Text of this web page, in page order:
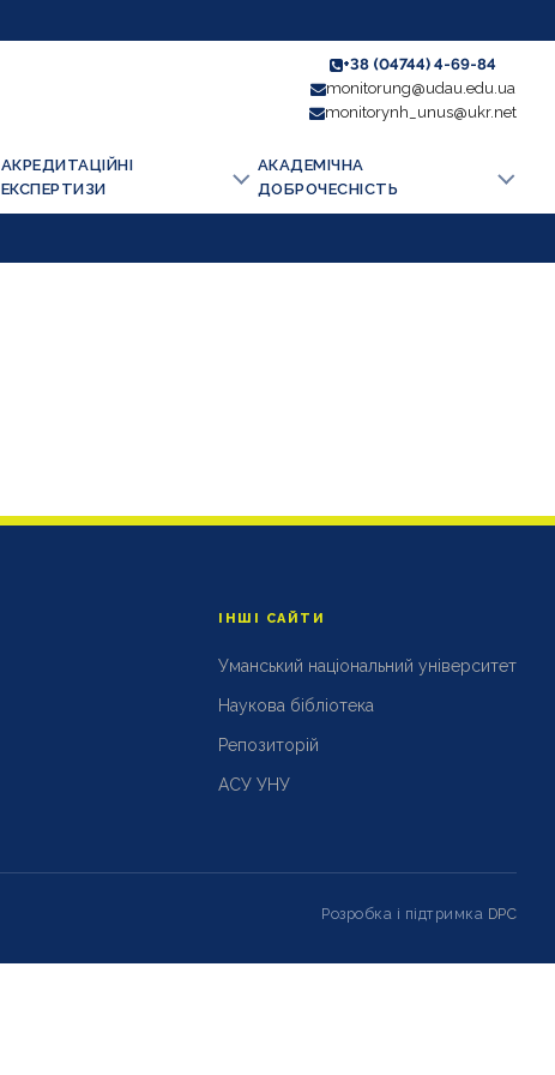
+38 (04744) 4-69-84
monitorung@udau.edu.ua
monitorynh_unus@ukr.net
АКРЕДИТАЦІЙНІ
ЕКСПЕРТИЗИ
АКАДЕМІЧНА
ДОБРОЧЕСНІСТЬ
ІНШІ САЙТИ
Уманський національний університет
Наукова бібліотека
Репозиторій
АСУ УНУ
Розробка і підтримка DPC